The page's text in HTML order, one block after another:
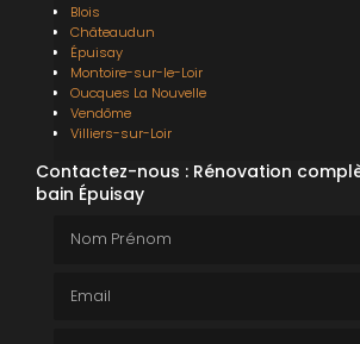
Blois
Châteaudun
Épuisay
Montoire-sur-le-Loir
Oucques La Nouvelle
Vendôme
Villiers-sur-Loir
Contactez-nous : Rénovation
bain Épuisay